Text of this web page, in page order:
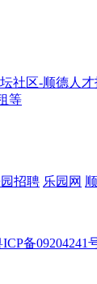
社区-顺德人
等
招聘 乐园网
ICP备09204241